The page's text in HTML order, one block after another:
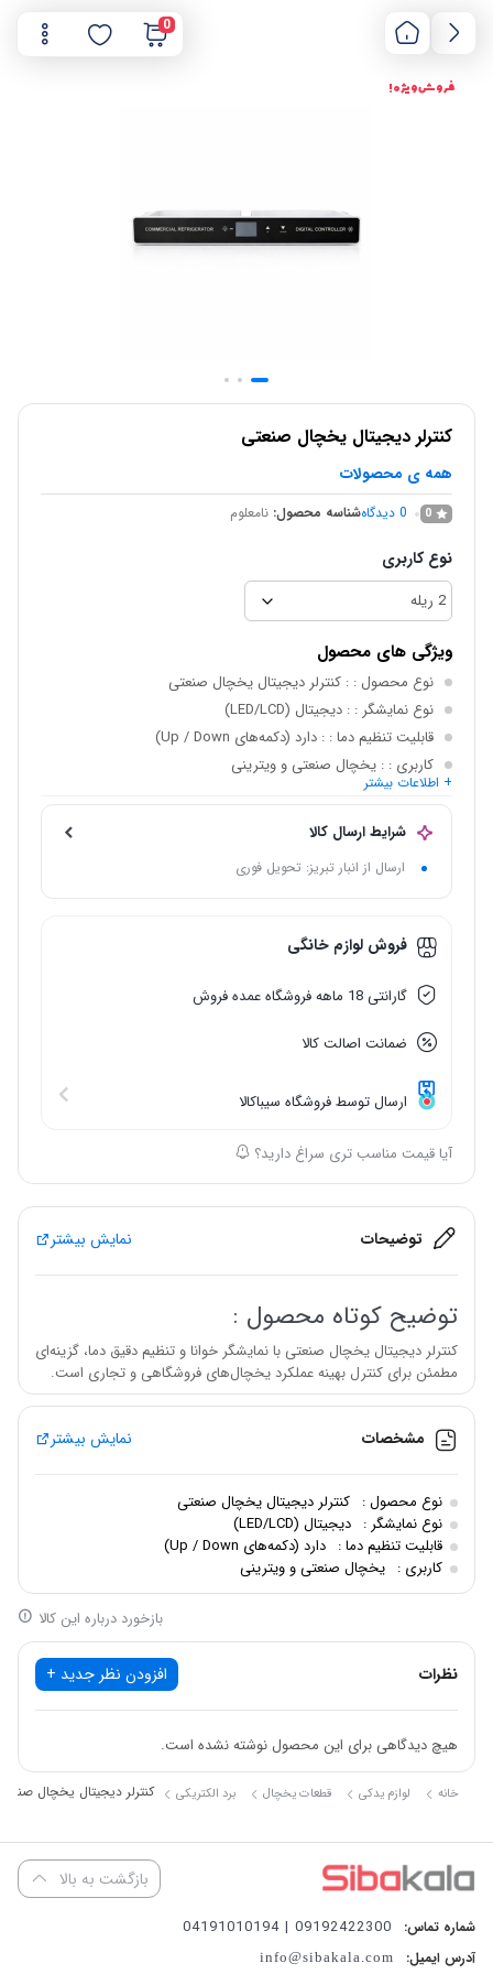
0
فروش ویژه !
کنترلر دیجیتال یخچال صنعتی
همه ی محصولات
0
0 دیدگاهشناسه محصول: نامعلوم
نوع کاربری
ویژگی های محصول
نوع محصول : : کنترلر دیجیتال یخچال صنعتی
نوع نمایشگر : : دیجیتال (LED/LCD)
قابلیت تنظیم دما : : دارد (دکمه‌های Up / Down)
کاربری : : یخچال صنعتی و ویترینی
طراحی بدنه :
رابط کاربری :
: ساده و کاربردی
+ اطلاعات بیشتر
شرایط ارسال کالا
ارسال از انبار تبریز: تحویل فوری
فروش لوازم خانگی
گارانتی 18 ماهه فروشگاه عمده فروش
ضمانت اصالت کالا
ارسال توسط فروشگاه سیباکالا
آیا قیمت مناسب تری سراغ دارید؟
توضیحات نمایش بیشتر
توضیح کوتاه محصول :
کنترلر دیجیتال یخچال صنعتی با نمایشگر خوانا و تنظیم دقیق دما، گزینه‌ای
مطمئن برای کنترل بهینه عملکرد یخچال‌های فروشگاهی و تجاری است.
کنترلر دیجیتال یخچال صنعتی یک ابزار کاربردی و ضروری برایکنترل،
تنظیم و پایش دمای یخچال‌های صنعتی و ویترینی
با طراحی مدرن و عملکرد پایدار، امکان مدیریت دما را به‌شکل دقیق و
مطمئن فراهم می‌کند و نقش مهمی در حفظ کیفیت مواد غذایی دارد.
استفاده از کنترلر دیجیتال مناسب، باعث بهبود عملکرد سیستم سرمایشی و
افزایش طول عمر تجهیزات برودتی می‌شود. این کنترلر با رابط کاربری
ساده، حتی برای استفاده مداوم در محیط‌های شلوغ تجاری کاملاً مناسب
است.
–
مناسب برای یخچال‌های فروشگاهی، ویترینی و صنعتی
–
دارای نمایشگر دیجیتال واضح برای مشاهده لحظه‌ای دما
–
تنظیم آسان دما با کلیدهای Up و Down
مشخصات نمایش بیشتر
نوع محصول : کنترلر دیجیتال یخچال صنعتی
نوع نمایشگر : دیجیتال (LED/LCD)
قابلیت تنظیم دما : دارد (دکمه‌های Up / Down)
کاربری : یخچال صنعتی و ویترینی
بازخورد درباره این کالا
نظرات افزودن نظر جدید +
هیچ دیدگاهی برای این محصول نوشته نشده است.
خانه لوازم یدکی قطعات یخچال برد الکتریکی کنترلر دیجیتال یخچال
بازگشت به بالا
شماره تماس: 09192422300 | 04191010194
آدرس ایمیل: info@sibakala.com